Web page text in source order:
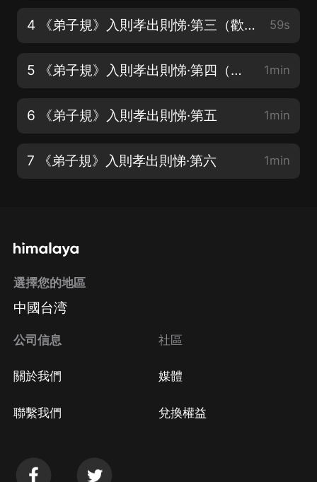
4 《弟子規》入則孝出則悌·第三（歡迎訂閱） 59s
5 《弟子規》入則孝出則悌·第四（歡迎好評） 1min
6 《弟子規》入則孝出則悌·第五 1min
7 《弟子規》入則孝出則悌·第六 1min
選擇您的地區
中國台湾
公司信息
關於我們
聯繫我們
社區
媒體
兌換權益